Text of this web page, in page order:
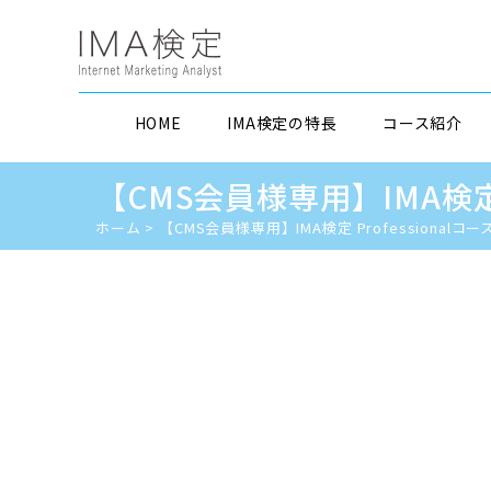
HOME IMA検定の特長 コース紹介
【CMS会員様専用】IMA
ホーム > 【CMS会員様専用】IMA検定 Professionalコ